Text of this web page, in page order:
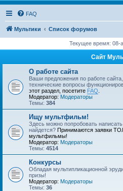
FAQ
Мультики Список форумов
Текущее время: 08-
Сайт
О работе сайта
Ваши предложения по работе
технические вопросы
этот раздел, посетите FAQ
Модератор: Модераторы
Темы: 384
Ищу мультфильм!
Здесь можно попробовать
найдется? Принимаются заявки
мультфильмы!
Модератор: Модераторы
Темы: 4514
Конкурсы
Обладая мультипликационной
призы!
Модератор: Модераторы
Темы: 36